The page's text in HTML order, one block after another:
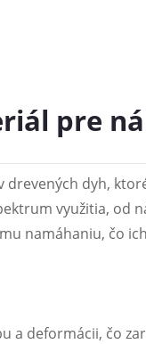
pre
dyh,
využitia, od
namáhaniu, čo
a deformácii, čo